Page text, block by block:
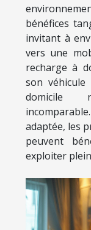
bénéfices
invitant à
vers une
recharge à
son
domicile
adaptée, les
peuvent
exploiter